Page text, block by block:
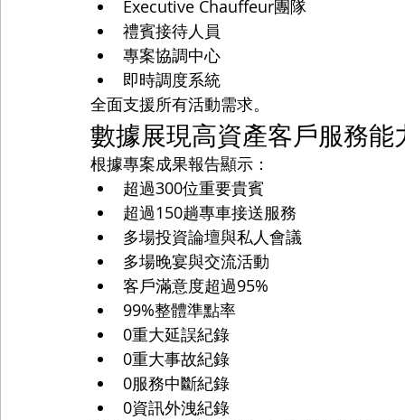
Executive Chauffeur團隊
禮賓接待人員
專案協調中心
即時調度系統
全面支援所有活動需求。
數據展現高資產客戶服務能
根據專案成果報告顯示：
超過300位重要貴賓
超過150趟專車接送服務
多場投資論壇與私人會議
多場晚宴與交流活動
客戶滿意度超過95%
99%整體準點率
0重大延誤紀錄
0重大事故紀錄
0服務中斷紀錄
0資訊外洩紀錄